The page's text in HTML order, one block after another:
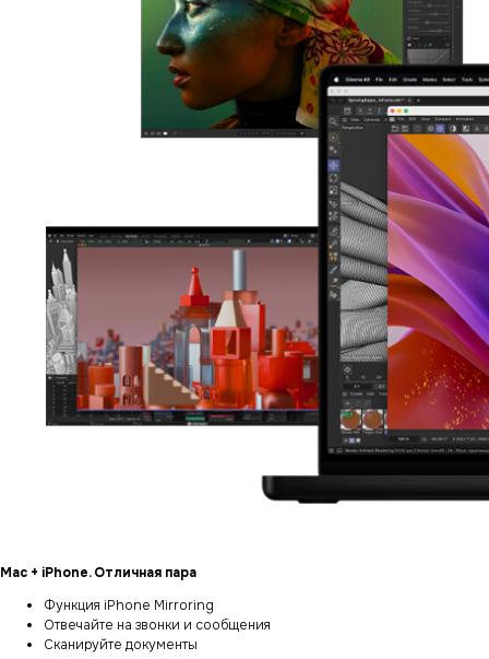
Mac + iPhone. Отличная пара
Функция iPhone Mirroring
Отвечайте на звонки и сообщения
Сканируйте документы